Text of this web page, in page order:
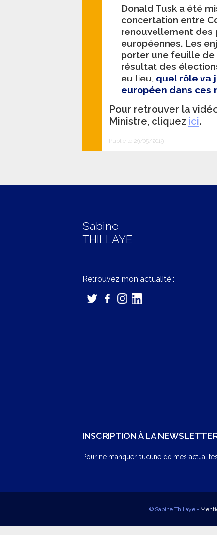
Donald Tusk a été
concertation entre
renouvellement des
européennes. Les
porter une feuille de
résultat des
eu lieu, quel rôle va
européen dans ces
Pour retrouver la
Ministre, cliquez ici.
Publié le 29/05/2019
Sabine
THILLAYE
Retrouvez mon actualité :
INSCRIPTION À LA
Pour ne manquer aucune de mes
© Sabine Thillaye -